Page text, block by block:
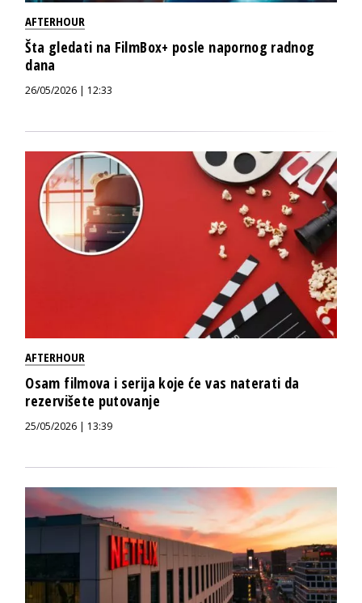
AFTERHOUR
Šta gledati na FilmBox+ posle napornog radnog
dana
26/05/2026 | 12:33
AFTERHOUR
Osam filmova i serija koje će vas naterati da
rezervišete putovanje
25/05/2026 | 13:39